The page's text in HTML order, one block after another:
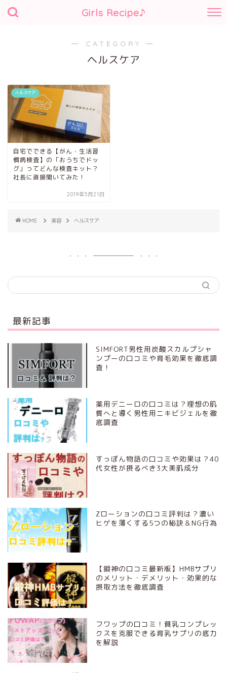
Girls Recipe♪
― CATEGORY ―
ヘルスケア
ヘルスケア
自宅でできる【がん・生活習
慣病検査】の「おうちでドッ
グ」ってどんな検査キット？
社長に直接聞いてみた！
2019年5月21日
HOME 美容 ヘルスケア
最新記事
SIMFORT男性用炭酸スカルプシャ
ンプーの口コミや育毛効果を徹底調
査！
薬用デニーロの口コミは？理想の肌
質へと導く男性用ニキビジェルを徹
底調査
すっぽん物語の口コミや効果は？40
代女性が摂るべき3大美肌成分
Zローションの口コミ評判は？濃い
ヒゲを薄くする5つの秘訣＆NG行為
【鍛神の口コミ最新版】HMBサプリ
のメリット・デメリット・効果的な
摂取方法を徹底調査
フワップの口コミ！貧乳コンプレッ
クスを克服できる育乳サプリの底力
を解説